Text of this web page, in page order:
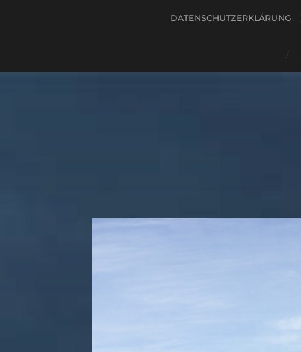
DATENSCHUTZERKLÄRUNG